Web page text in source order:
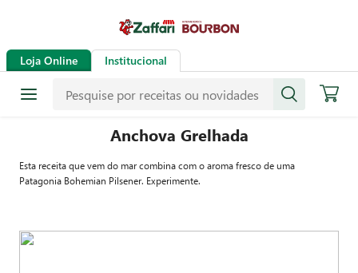
Loja Online Institucional
Anchova Grelhada
Esta receita que vem do mar combina com o aroma fresco de uma
Patagonia Bohemian Pilsener. Experimente.